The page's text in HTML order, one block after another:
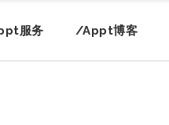
服务 /Appt博客